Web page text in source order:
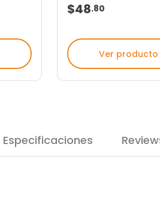
$48.80
Ver producto
Especificaciones